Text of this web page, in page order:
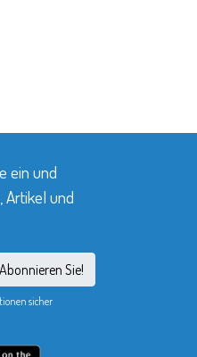
ein und
Artikel und
Abonnieren Sie!
sicher